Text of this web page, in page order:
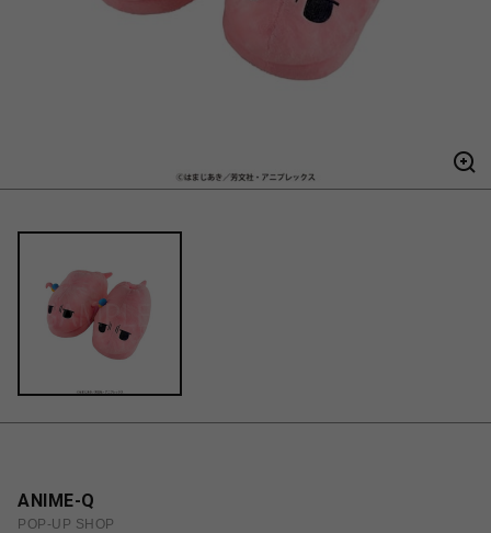
ANIME-Q
POP-UP SHOP